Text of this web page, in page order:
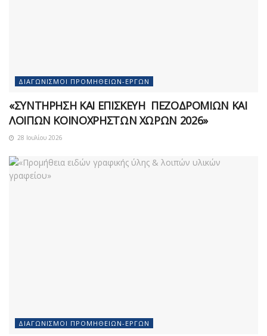
ΔΙΑΓΩΝΙΣΜΟΊ ΠΡΟΜΗΘΕΙΏΝ-ΈΡΓΩΝ
«ΣΥΝΤΗΡΗΣΗ ΚΑΙ ΕΠΙΣΚΕΥΗ ΠΕΖΟΔΡΟΜΙΩΝ ΚΑΙ
ΛΟΙΠΩΝ ΚΟΙΝΟΧΡΗΣΤΩΝ ΧΩΡΩΝ 2026»
28 Ιουλίου 2026
ΔΙΑΓΩΝΙΣΜΟΊ ΠΡΟΜΗΘΕΙΏΝ-ΈΡΓΩΝ